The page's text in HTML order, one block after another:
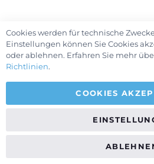
Cookies werden für technische
Einstellungen können Sie Cookies
oder ablehnen. Erfahren Sie mehr
Richtlinien.
COOKIES